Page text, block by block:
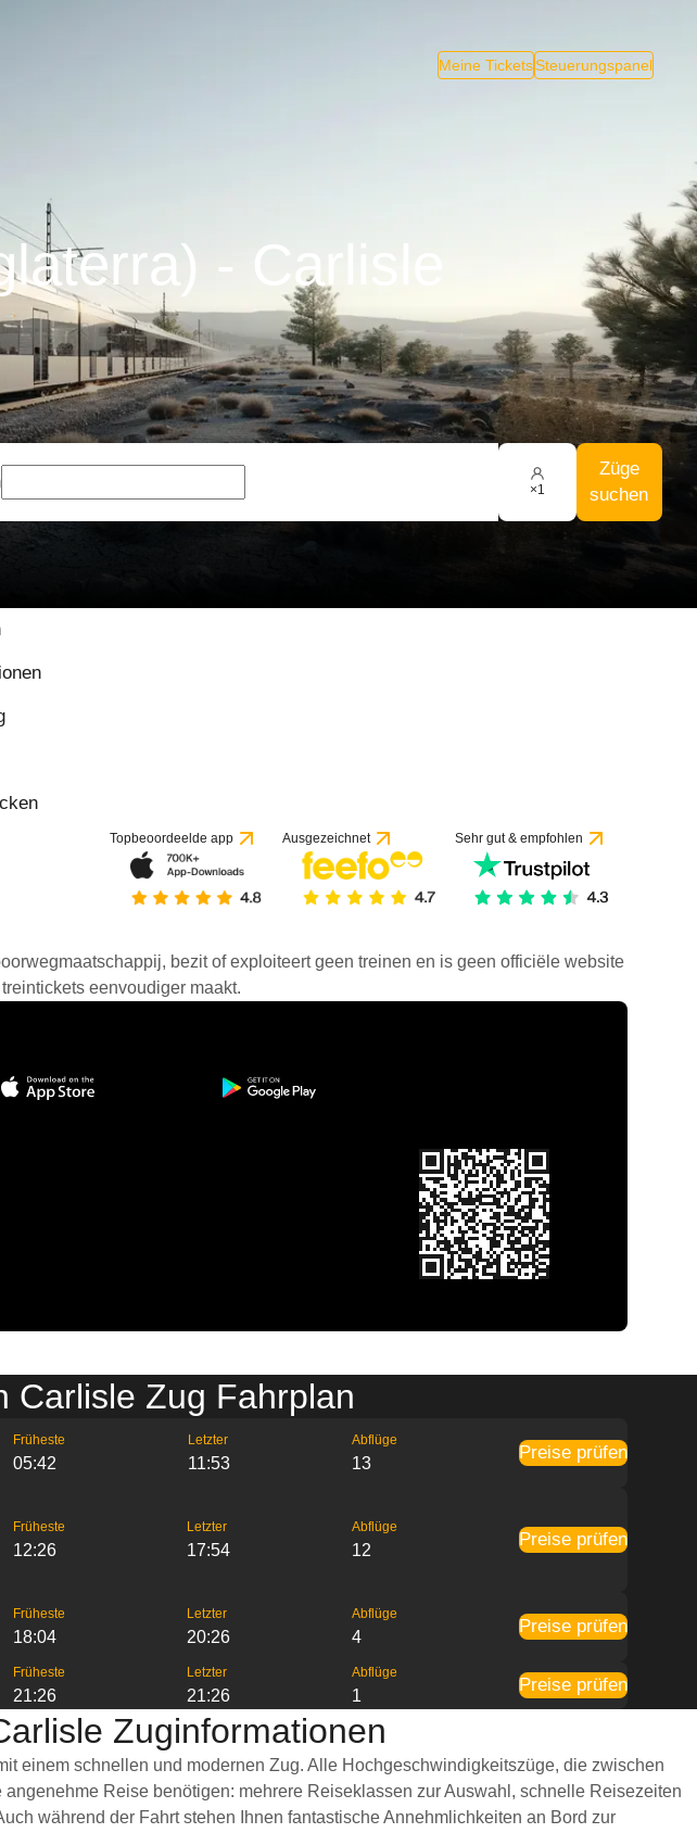
Meine TicketsSteuerungspanel
- Carlisle
×1
Züge
suchen
Topbeoordeelde app Ausgezeichnet Sehr gut & empfohlen
bezit of exploiteert geen treinen en is geen officiële website
eenvoudiger maakt.
Carlisle Zug Fahrplan
Früheste
05:42
Letzter
11:53
Abflüge
13
Preise prüfen
Früheste
12:26
Letzter
17:54
Abflüge
12
Preise prüfen
Früheste
18:04
Letzter
20:26
Abflüge
4
Preise prüfen
Früheste
21:26
Letzter
21:26
Abflüge
1
Preise prüfen
Zuginformationen
einem schnellen und modernen Zug. Alle Hochgeschwindigkeitszüge, die zwischen
Reise benötigen: mehrere Reiseklassen zur Auswahl, schnelle Reisezeiten
während der Fahrt stehen Ihnen fantastische Annehmlichkeiten an Bord zur